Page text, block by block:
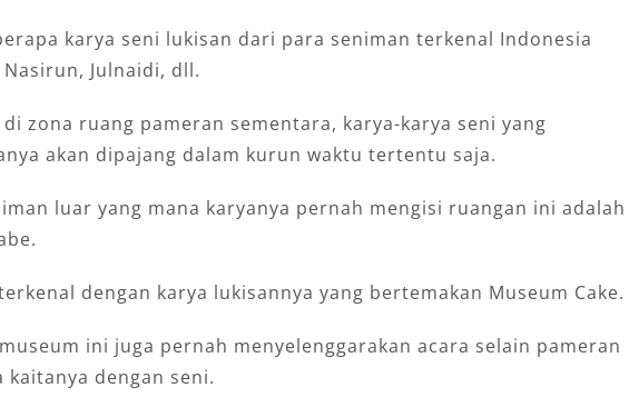
karya seni lukisan dari para seniman terkenal Indonesia
Julnaidi, dll.
zona ruang pameran sementara, karya-karya seni yang
akan dipajang dalam kurun waktu tertentu saja.
luar yang mana karyanya pernah mengisi ruangan ini adalah
dengan karya lukisannya yang bertemakan Museum Cake.
ini juga pernah menyelenggarakan acara selain pameran
kaitanya dengan seni.